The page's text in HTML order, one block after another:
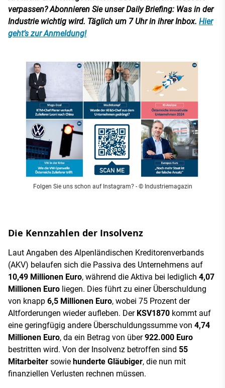
verpassen? Abonnieren Sie unser Daily Briefing: Was in der
Industrie wichtig wird. Täglich um 7 Uhr in ihrer Inbox. Hier
geht’s zur Anmeldung!
Folgen Sie uns schon auf Instagram?- © Industriemagazin
Die Kennzahlen der Insolvenz
Laut Angaben des Alpenländischen Kreditorenverbands
(AKV) belaufen sich die Passiva des Unternehmens auf
10,49 Millionen Euro, während die Aktiva bei lediglich 4,07
Millionen Euro liegen. Dies führt zu einer Überschuldung
von knapp 6,5 Millionen Euro, wobei 75 Prozent der
Altforderungen wieder aufleben. Der KSV1870 kommt auf
eine geringfügig andere Überschuldungssumme von 4,74
Millionen Euro, da ein Betrag von über922.000 Euro
bestritten wird. Von der Insolvenz betroffen sind 55
Mitarbeiter sowie hunderte Gläubiger, die nun mit
finanziellen Verlusten rechnen müssen.